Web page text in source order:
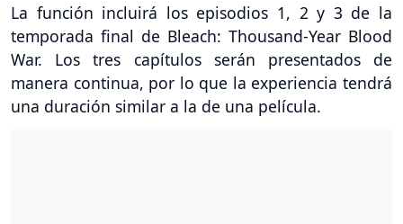
La función incluirá los episodios 1, 2 y 3 de la
temporada final de Bleach: Thousand-Year Blood
War. Los tres capítulos serán presentados de
manera continua, por lo que la experiencia tendrá
una duración similar a la de una película.